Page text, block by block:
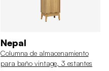
Nepal
Columna de almacenamiento
para baño vintage, 3 estantes